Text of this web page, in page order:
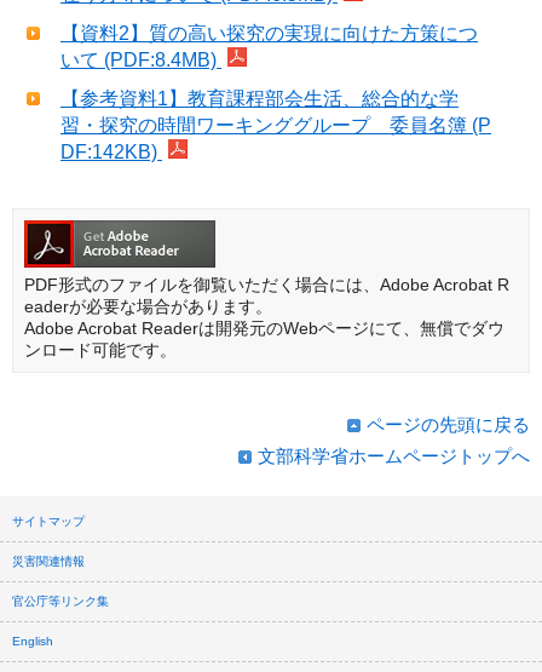
【資料2】質の高い探究の実現に向けた方策につ
いて (PDF:8.4MB)
【参考資料1】教育課程部会生活、総合的な学
習・探究の時間ワーキンググループ 委員名簿 (P
DF:142KB)
PDF形式のファイルを御覧いただく場合には、Adobe Acrobat R
eaderが必要な場合があります。
Adobe Acrobat Readerは開発元のWebページにて、無償でダウ
ンロード可能です。
ページの先頭に戻る
文部科学省ホームページトップへ
サイトマップ
災害関連情報
官公庁等リンク集
English